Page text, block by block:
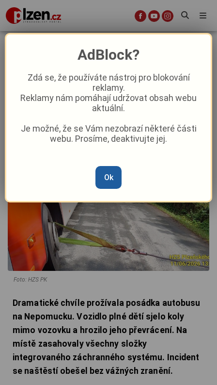
Dramatické chvíle na Nepomucku.
Autobus s 39 dětmi sjel ze silnice!
Aktuálně
11. 6.|13:57
Foto: HZS PK
Dramatické chvíle prožívala posádka autobusu
na Nepomucku. Vozidlo plné dětí sjelo koly
mimo vozovku a hrozilo jeho převrácení. Na
místě zasahovaly všechny složky
integrovaného záchranného systému. Incident
se naštěstí obešel bez vážných zranění.
AdBlock?
Zdá se, že používáte nástroj pro blokování
reklamy.
Reklamy nám pomáhají udržovat obsah webu
aktuální.
Je možné, že se Vám nezobrazí některé části
webu. Prosíme, deaktivujte jej.
Ok